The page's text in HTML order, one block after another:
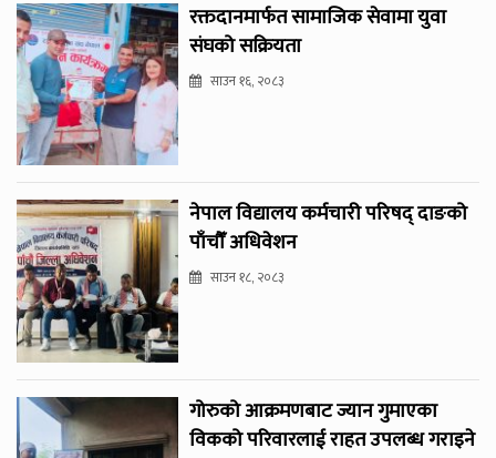
रक्तदानमार्फत सामाजिक सेवामा युवा
संघको सक्रियता
साउन १६, २०८३
नेपाल विद्यालय कर्मचारी परिषद् दाङको
पाँचौँ अधिवेशन
साउन १८, २०८३
गोरुको आक्रमणबाट ज्यान गुमाएका
विकको परिवारलाई राहत उपलब्ध गराइने